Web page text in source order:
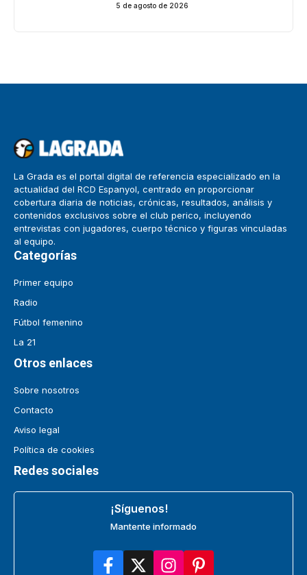
5 de agosto de 2026
La Grada es el portal digital de referencia especializado en la
actualidad del RCD Espanyol, centrado en proporcionar
cobertura diaria de noticias, crónicas, resultados, análisis y
contenidos exclusivos sobre el club perico, incluyendo
entrevistas con jugadores, cuerpo técnico y figuras vinculadas
al equipo.
Categorías
Primer equipo
Radio
Fútbol femenino
La 21
Otros enlaces
Sobre nosotros
Contacto
Aviso legal
Política de cookies
Redes sociales
¡Síguenos!
Mantente informado